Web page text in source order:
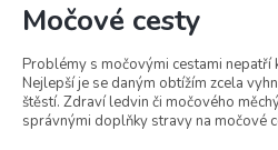
Močové cesty
Problémy s močovými cestami nepatří
Nejlepší je se daným obtížím zcela
štěstí. Zdraví ledvin či močového
správnými doplňky stravy na močové